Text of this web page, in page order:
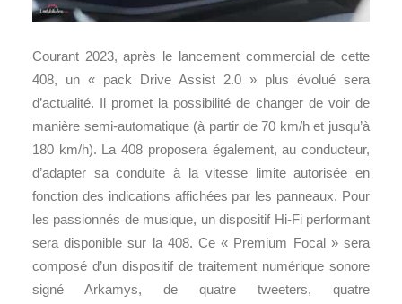
Courant 2023, après le lancement commercial de cette
408, un « pack Drive Assist 2.0 » plus évolué sera
d’actualité. Il promet la possibilité de changer de voir de
manière semi-automatique (à partir de 70 km/h et jusqu’à
180 km/h). La 408 proposera également, au conducteur,
d’adapter sa conduite à la vitesse limite autorisée en
fonction des indications affichées par les panneaux. Pour
les passionnés de musique, un dispositif Hi-Fi performant
sera disponible sur la 408. Ce « Premium Focal » sera
composé d’un dispositif de traitement numérique sonore
signé Arkamys, de quatre tweeters, quatre